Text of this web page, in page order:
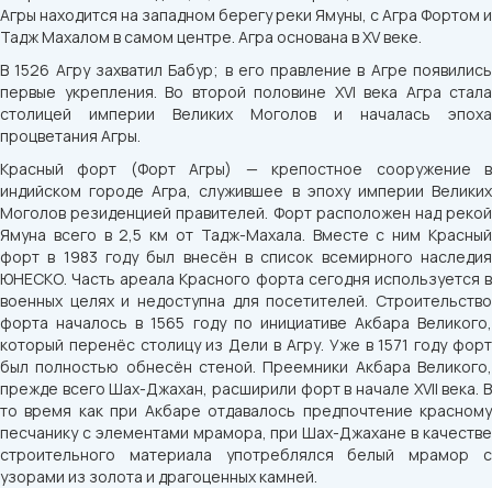
Агры находится на западном берегу реки Ямуны, с Агра Фортом и
Тадж Махалом в самом центре. Агра основана в XV веке.
В 1526 Агру захватил Бабур; в его правление в Агре появились
первые укрепления. Во второй половине XVI века Агра стала
столицей империи Великих Моголов и началась эпоха
процветания Агры.
Красный форт (Форт Агры) — крепостное сооружение в
индийском городе Агра, служившее в эпоху империи Великих
Моголов резиденцией правителей. Форт расположен над рекой
Ямуна всего в 2,5 км от Тадж-Махала. Вместе с ним Красный
форт в 1983 году был внесён в список всемирного наследия
ЮНЕСКО. Часть ареала Красного форта сегодня используется в
военных целях и недоступна для посетителей. Строительство
форта началось в 1565 году по инициативе Акбара Великого,
который перенёс столицу из Дели в Агру. Уже в 1571 году форт
был полностью обнесён стеной. Преемники Акбара Великого,
прежде всего Шах-Джахан, расширили форт в начале XVII века. В
то время как при Акбаре отдавалось предпочтение красному
песчанику с элементами мрамора, при Шах-Джахане в качестве
строительного материала употреблялся белый мрамор с
узорами из золота и драгоценных камней.